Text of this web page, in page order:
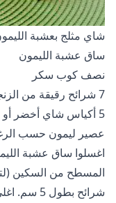
شاي مثلج بعشبة
ساق عشبة الليمون
نصف كوب سكر
7 شرائح رقيقة من الزنجبيل الطازج
5 أكياس شاي أخضر أو 2-3 أكياس شاي أسود
عصير ليمون حسب
اغسلوا ساق عشبة
المسطح من السكين